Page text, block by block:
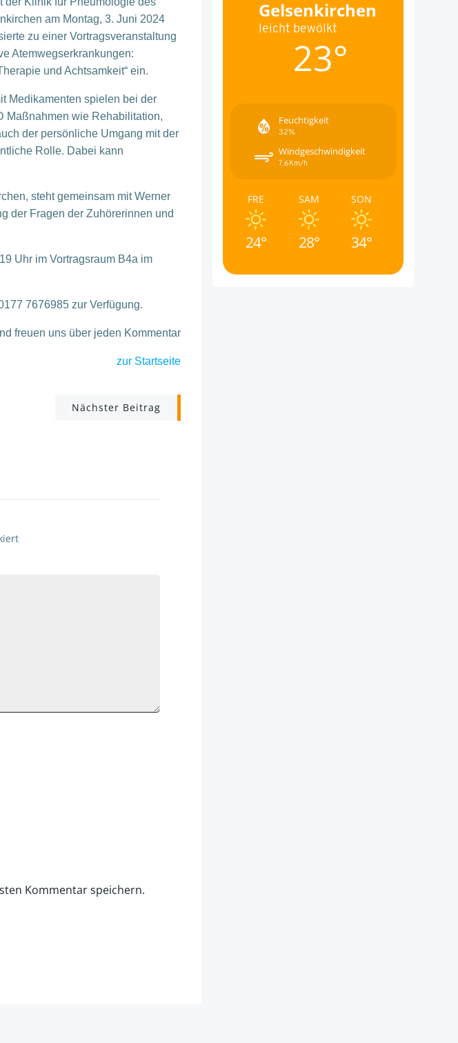
am Montag, 3. Juni 2024
zu einer Vortragsveranstaltung
Atemwegserkrankungen:
und Achtsamkeit“ ein.
Medikamenten spielen bei der
Maßnahmen wie Rehabilitation,
der persönliche Umgang mit der
Rolle. Dabei kann
steht gemeinsam mit Werner
der Fragen der Zuhörerinnen und
Uhr im Vortragsraum B4a im
7676985 zur Verfügung.
freuen uns über jeden Kommentar
zur Startseite
Nächster Beitrag
Kommentar speichern.
Gelsenkirchen
leicht bewölkt
23°
Feuchtigkeit
32%
Windgeschwindigkeit
7.6Km/h
FRE
24°
SAM
28°
SON
34°